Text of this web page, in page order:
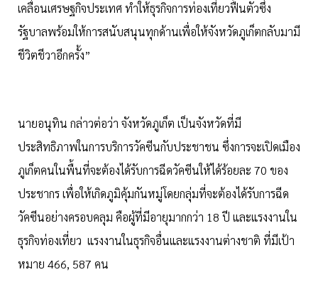
เคลื่อนเศรษฐกิจประเทศ ทำให้ธุรกิจการท่องเที่ยวฟื้นตัวซึ่ง
รัฐบาลพร้อมให้การสนับสนุนทุกด้านเพื่อให้จังหวัดภูเก็ตกลับมามี
ชีวิตชีวาอีกครั้ง”
นายอนุทิน กล่าวต่อว่า จังหวัดภูเก็ต เป็นจังหวัดที่มี
ประสิทธิภาพในการบริการวัคซีนกับประชาชน ซึ่งการจะเปิดเมือง
ภูเก็ตคนในพื้นที่จะต้องได้รับการฉีดวัคซีนให้ได้ร้อยละ 70 ของ
ประชากร เพื่อให้เกิดภูมิคุ้มกันหมู่โดยกลุ่มที่จะต้องได้รับการฉีด
วัคซีนอย่างครอบคลุม คือผู้ที่มีอายุมากกว่า 18 ปี และแรงงานใน
ธุรกิจท่องเที่ยว แรงงานในธุรกิจอื่นและแรงงานต่างชาติ ที่มีเป้า
หมาย 466, 587 คน